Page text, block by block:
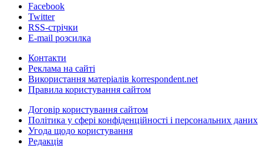
Facebook
Twitter
RSS-стрічки
E-mail розсилка
Контакти
Реклама на сайті
Використання матеріалів korrespondent.net
Правила користування сайтом
Договір користування сайтом
Політика у сфері конфіденційності і персональних даних
Угода щодо користування
Редакція